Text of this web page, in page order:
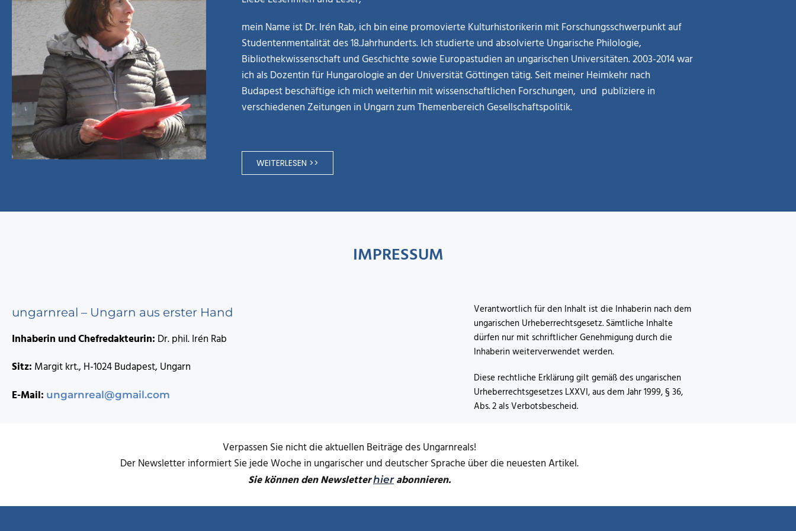
mein Name ist Dr. Irén Rab, ich bin eine promovierte Kulturhistorikerin mit Forschungsschwerpunkt auf
Studentenmentalität des 18.Jahrhunderts. Ich studierte und absolvierte Ungarische Philologie,
Bibliothekwissenschaft und Geschichte sowie Europastudien an ungarischen Universitäten. 2003-2014 war
ich als Dozentin für Hungarologie an der Universität Göttingen tätig. Seit meiner Heimkehr nach
Budapest beschäftige ich mich weiterhin mit wissenschaftlichen Forschungen, und publiziere in
verschiedenen Zeitungen in Ungarn zum Themenbereich Gesellschaftspolitik.
WEITERLESEN >>
IMPRESSUM
ungarnreal – Ungarn aus erster Hand
Inhaberin und Chefredakteurin: Dr. phil. Irén Rab
Sitz: Margit krt., H-1024 Budapest, Ungarn
E-Mail: ungarnreal@gmail.com
Verantwortlich für den Inhalt ist die Inhaberin nach dem
ungarischen Urheberrechtsgesetz. Sämtliche Inhalte
dürfen nur mit schriftlicher Genehmigung durch die
Inhaberin weiterverwendet werden.
Diese rechtliche Erklärung gilt gemäß des ungarischen
Urheberrechtsgesetzes LXXVI, aus dem Jahr 1999, § 36,
Abs. 2 als Verbotsbescheid.
Verpassen Sie nicht die aktuellen Beiträge des Ungarnreals!
Der Newsletter informiert Sie jede Woche in ungarischer und deutscher Sprache über die neuesten Artikel.
Sie können den Newsletterhierabonnieren.